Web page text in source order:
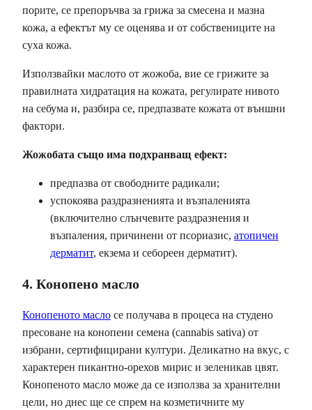
порите, се препоръчва за грижа за смесена и мазна
кожа, а ефектът му се оценява и от собствениците на
суха кожа.
Използвайки маслото от жожоба, вие се грижите за
правилната хидратация на кожата, регулирате нивото
на себума и, разбира се, предпазвате кожата от външни
фактори.
Жожобата също има подхранващ ефект:
предпазва от свободните радикали;
успокоява раздразненията и възпаленията
(включително слънчевите раздразнения и
възпаления, причинени от псориазис, атопичен
дерматит, екзема и себореен дерматит).
4. Конопено масло
Конопеното масло се получава в процеса на студено
пресоване на конопени семена (cannabis sativa) от
избрани, сертифицирани култури. Деликатно на вкус, с
характерен пикантно-орехов мирис и зеленикав цвят.
Конопеното масло може да се използва за хранителни
цели, но днес ще се спрем на козметичните му